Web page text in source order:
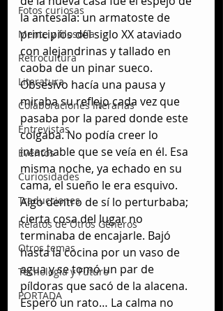
Fotos curiosas
Mente y filosofía
Retrocultura
Literatura
Colaboraciones literarias
Entrevistas
Eventos
Curiosidades
Traducciones
Relatos de Otros Géneros
Otros temas
Tecnología y Futuro
PORTADA
la antesala: un armatoste de
principios del siglo XX ataviado
con alejandrinas y tallado en
caoba de un pinar sueco.
Obsesivo hacía una pausa y
miraba su reflejo cada vez que
pasaba por la pared donde este
colgaba. No podía creer lo
intachable que se veía en él. Esa
misma noche, ya echado en su
cama, el sueño le era esquivo.
Algo dentro de sí lo perturbaba;
cierta cosa del lugar no
terminaba de encajarle. Bajó
hasta la cocina por un vaso de
agua y se tomó un par de
píldoras que sacó de la alacena.
Esperó un rato… La calma no